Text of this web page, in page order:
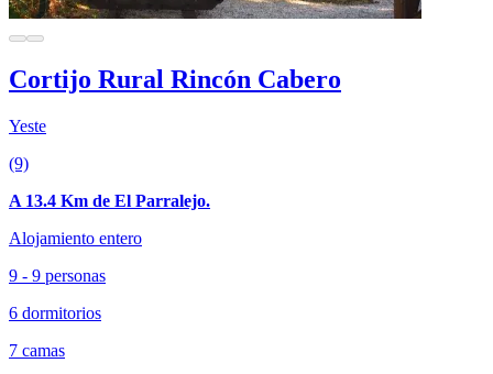
Cortijo Rural Rincón Cabero
Yeste
(9)
A 13.4 Km de El Parralejo.
Alojamiento entero
9 - 9 personas
6 dormitorios
7 camas